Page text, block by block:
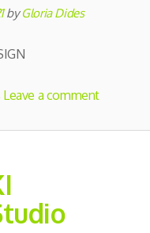
byGloria Dides
Leave a comment